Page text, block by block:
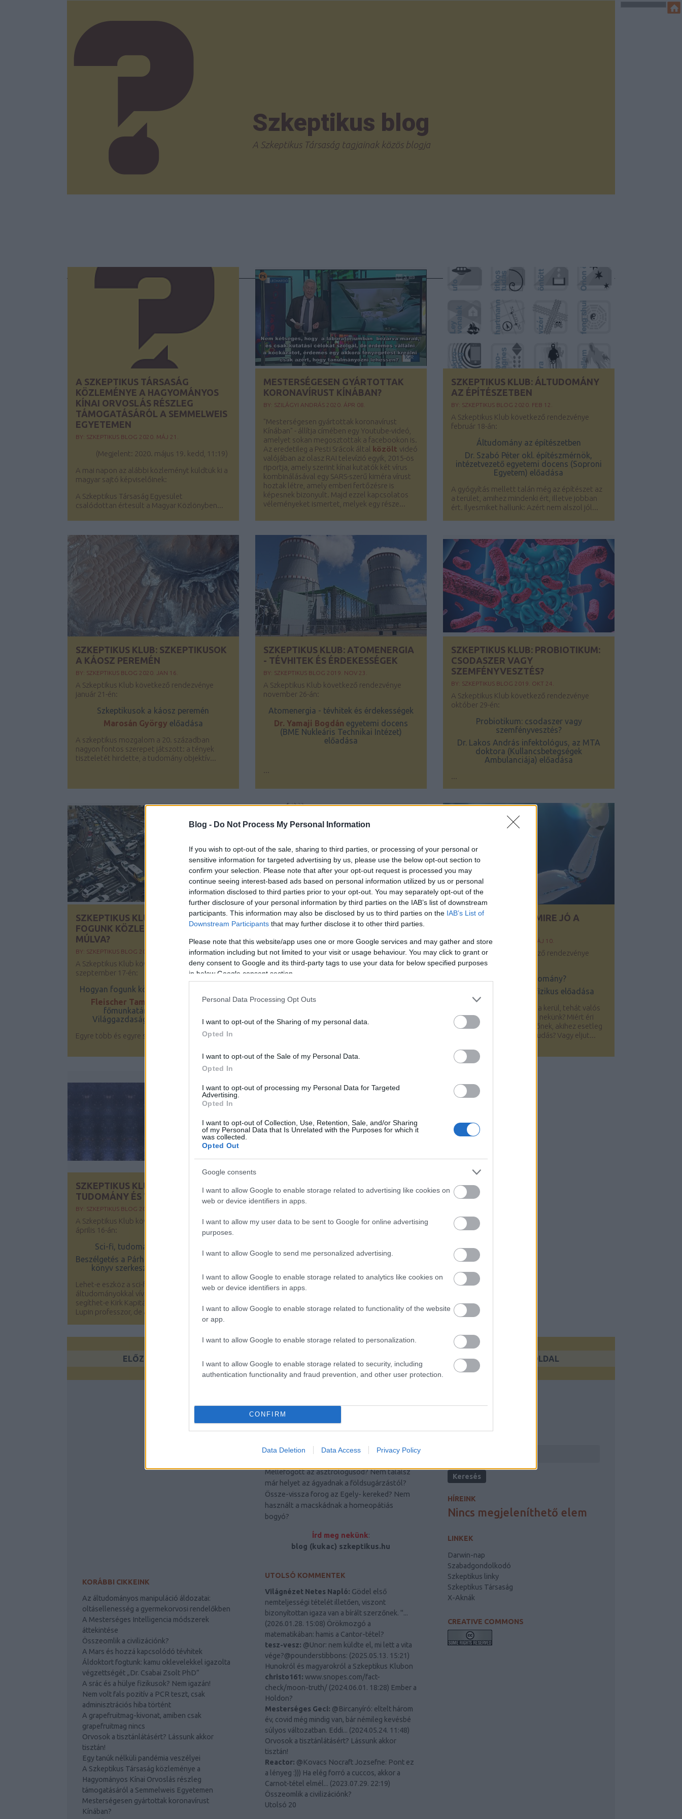
Blog - Do Not Process My Personal Information
If you wish to opt-out of the sale, sharing to third parties, or processing of your personal or
sensitive information for targeted advertising by us, please use the below opt-out section to
confirm your selection. Please note that after your opt-out request is processed you may
continue seeing interest-based ads based on personal information utilized by us or personal
information disclosed to third parties prior to your opt-out. You may separately opt-out of the
further disclosure of your personal information by third parties on the IAB’s list of downstream
participants. This information may also be disclosed by us to third parties on the IAB’s List of
Downstream Participants that may further disclose it to other third parties.
Please note that this website/app uses one or more Google services and may gather and store
information including but not limited to your visit or usage behaviour. You may click to grant or
deny consent to Google and its third-party tags to use your data for below specified purposes
in below Google consent section.
Personal Data Processing Opt Outs
I want to opt-out of the Sharing of my personal data.
Opted In
I want to opt-out of the Sale of my Personal Data.
Opted In
I want to opt-out of processing my Personal Data for Targeted
Advertising.
Opted In
I want to opt-out of Collection, Use, Retention, Sale, and/or Sharing
of my Personal Data that Is Unrelated with the Purposes for which it
was collected.
Opted Out
Google consents
I want to allow Google to enable storage related to advertising like cookies on
web or device identifiers in apps.
I want to allow my user data to be sent to Google for online advertising
purposes.
I want to allow Google to send me personalized advertising.
I want to allow Google to enable storage related to analytics like cookies on
web or device identifiers in apps.
I want to allow Google to enable storage related to functionality of the website
or app.
I want to allow Google to enable storage related to personalization.
I want to allow Google to enable storage related to security, including
authentication functionality and fraud prevention, and other user protection.
CONFIRM
Data Deletion Data Access Privacy Policy
Szkeptikus blog
A Szkeptikus Társaság tagjainak közös blogja
A SZKEPTIKUS TÁRSASÁG
KÖZLEMÉNYE A HAGYOMÁNYOS
KÍNAI ORVOSLÁS RÉSZLEG
TÁMOGATÁSÁRÓL A SEMMELWEIS
EGYETEMEN
BY: SZKEPTIKUS BLOG 2020. MÁJ 21.
(Megjelent: 2020. május 19. kedd, 11:19)
A mai napon az alábbi közleményt küldtük ki a
magyar sajtó képviselőinek:
A Szkeptikus Társaság Egyesület
csalódottan értesült a Magyar Közlönyben...
MESTERSÉGESEN GYÁRTOTTAK
KORONAVÍRUST KÍNÁBAN?
BY: SZILÁGYI ANDRÁS 2020. ÁPR 08.
"Mesterségesen gyártottak koronavírust
Kínában" - állítja címében egy Youtube-videó,
amelyet sokan megosztottak a facebookon is.
Az eredetileg a Pesti Srácok által
közölt videó
valójában az olasz RAI televízió egyik, 2015-ös
riportja, amely szerint kínai kutatók két vírus
kombinálásával egy SARS-szerű kiméra vírust
hoztak létre, amely emberi fertőzésre is
képesnek bizonyult. Majd ezzel kapcsolatos
véleményeket ismertet, melyek egy része...
SZKEPTIKUS KLUB: ÁLTUDOMÁNY
AZ ÉPÍTÉSZETBEN
BY: SZKEPTIKUS BLOG 2020. FEB 12.
A Szkeptikus Klub következő rendezvénye
február 18-án:
Áltudomány az építészetben
Dr. Szabó Péter okl. építészmérnök,
intézetvezető egyetemi docens (Soproni
Egyetem) előadása
A gyógyítás mellett talán még az építészet az
a terület, amihez mindenki ért, illetve jobban
ért. Ilyesmiket hallunk: Azért nem alszol jól...
SZKEPTIKUS KLUB: SZKEPTIKUSOK
A KÁOSZ PEREMÉN
BY: SZKEPTIKUS BLOG 2020. JAN 16.
A Szkeptikus Klub következő rendezvénye
január 21-én:
Szkeptikusok a káosz peremén
Marosán György előadása
A szkeptikus mozgalom a 20. században
nagyon fontos szerepet játszott: a tények
tiszteletét hirdette, a tudomány objektív...
SZKEPTIKUS KLUB: ATOMENERGIA
- TÉVHITEK ÉS ÉRDEKESSÉGEK
BY: SZKEPTIKUS BLOG 2019. NOV 23.
A Szkeptikus Klub következő rendezvénye
november 26-án:
Atomenergia - tévhitek és érdekességek
Dr. Yamaji Bogdán egyetemi docens
(BME Nukleáris Technikai Intézet)
előadása
...
SZKEPTIKUS KLUB: PROBIOTIKUM:
CSODASZER VAGY
SZEMFÉNYVESZTÉS?
BY: SZKEPTIKUS BLOG 2019. OKT 24.
A Szkeptikus Klub következő rendezvénye
október 29-én:
Probiotikum: csodaszer vagy
szemfényvesztés?
Dr. Lakos András infektológus, az MTA
doktora (Kullancsbetegségek
Ambulanciája) előadása
...
SZKEPTIKUS KLUB: HOGYAN
FOGUNK KÖZLEKEDNI 30 ÉV
MÚLVA?
BY: SZKEPTIKUS BLOG 2019. SZE 11.
A Szkeptikus Klub következő rendezvénye
szeptember 17-én:
Hogyan fogunk közlekedni 30 év múlva?
Fleischer Tamás
ny. tudományos
főmunkatársa (
Világgazdasági Intézet) előadása
Egyre több és egyre szélesebb utat építünk...
ÚJ GERMÁN MEDICINA AZ
ORVOSTOVÁBBKÉPZÉSBEN?
BY:SZKEPTIKUS BLOG 2019. SZE 05.
Egy olvasónk hívta fel a figyelmünket még a
nyár folyamán, hogy a Semmelweis Egyetem
Szak- és Továbbképzési Központja által
mint az előadások jegyzékéből kiderül - az ún.
orvostudományi elméletet oktatja. A
SZKEPTIKUS KLUB: MIRE JÓ A
BY: SZKEPTIKUS BLOG 2019. MÁJ 10.
A Szkeptikus Klub következő rendezvénye
május 14-én:
Mire jó a tudomány?
fizikus előadása
A modern tudomány sokba kerül, tehát valós
kérdés, hogy miért éri meg nekünk? Miért éri
meg annak a sok adófizetőnek, akihez esetleg
el sem jut a megszerzett tudás? Vagy eljut...
SZKEPTIKUS KLUB: SCI-FI,
TUDOMÁNY ÉS TÁRSADALOM
BY: SZKEPTIKUS BLOG 2019. ÁPR 11.
A Szkeptikus Klub következő rendezvénye
április 16-án:
Sci-fi, tudomány és társadalom
Beszélgetés a Párhuzamos univerzumok c.
könyv szerkesztőivel és szerzőivel
Lehet-e eszköz a sci-fi és a fantasy az
áltudományokkal vívott küzdelemben? Vajon
segíthet-e Kirk Kapitány, Xavier Professzor,
Lupin professzor, de akár Palpatine...
ELŐZŐ OLDAL KÖVETKEZŐ OLDAL
KORÁBBI CIKKEINK
Az áltudományos manipuláció áldozatai:
oltásellenesség a gyermekorvosi rendelőkben
A Mesterséges Intelligencia módszerek
áttekintése
Összeomlik a civilizációnk?
A Mars és hozzá kapcsolódó tévhitek
Áldoktort fogtunk: kamu oklevelekkel igazolta
végzettségét „Dr. Csabai Zsolt PhD”
A srác és a hülye fizikusok? Nem igazán!
Nem volt fals pozitív a PCR teszt, csak
adminisztrációs hiba történt
A grapefruitmag-kivonat, amiben csak
grapefruitmag nincs
Orvosok a tisztánlátásért? Lássunk akkor
tisztán!
Egy tanúk nélküli pandémia veszélyei
A Szkeptikus Társaság közleménye a
Hagyományos Kínai Orvoslás részleg
támogatásáról a Semmelweis Egyetemen
Mesterségesen gyártottak koronavírust
Kínában?
ÍRJ NEKÜNK! KÖVESS MINKET!
Melléfogott az asztrológusod? Nem találsz
már helyet az ágyadnak a földsugárzástól?
Össze-vissza forog az Egely- kereked? Nem
használt a macskádnak a homeopátiás
bogyó?
Írd meg nekünk:
blog (kukac) szkeptikus.hu
UTOLSÓ KOMMENTEK
Világnézet Netes Napló: Gödel első
nemteljességi tételét illetően, viszont
bizonyítottan igaza van a bírált szerzőnek. "...
(2026.01.28. 15:08) Örökmozgó a
matematikában: hamis a Cantor-tétel?
tesz-vesz: @Unor: nem küldte el, mi lett a vita
vége?@pounderstibbons: (2025.05.13. 15:21)
Hunokról és magyarokról a Szkeptikus Klubon
christo161: www.snopes.com/fact-
check/moon-truth/ (2024.06.01. 18:28) Ember a
Holdon?
Mesterséges Geci: @Bircanyíró: eltelt három
év, covid még mindig van, bár némileg kevésbé
súlyos változatban. Eddi... (2024.05.24. 11:48)
Orvosok a tisztánlátásért? Lássunk akkor
tisztán!
Reactor: @Kovacs Nocraft Jozsefne: Pont ez
a lényeg :))) Ha elég forró a cuccos, akkor a
Carnot-tétel elmél... (2023.07.29. 22:19)
Összeomlik a civilizációnk?
Utolsó 20
KERESÉS
HÍREINK
Nincs megjeleníthető elem
LINKEK
Darwin-nap
Szabadgondolkodó
Szkeptikus linky
Szkeptikus Társaság
X-Aknák
CREATIVE COMMONS